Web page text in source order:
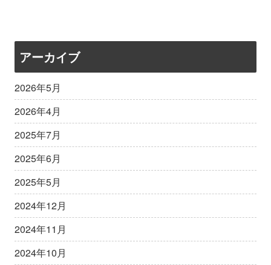
アーカイブ
2026年5月
2026年4月
2025年7月
2025年6月
2025年5月
2024年12月
2024年11月
2024年10月